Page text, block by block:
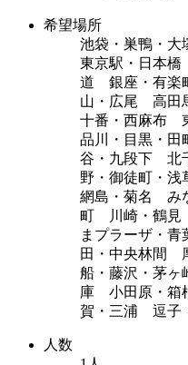
希望場所
池袋・巣鴨・
東京駅・日本
道 銀座・有楽
山・広尾 高田
十番・西麻布
品川・目黒・
谷・九段下 北
野・御徒町・
網島・菊名 み
町 川崎・鶴見
まプラーザ・
田・中央林間
船・藤沢・茅
庫 小田原・箱
賀・三浦 逗子
人数